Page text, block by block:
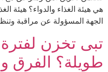
الجهة المسؤولة عن مراقبة
تبى تخزن
طويلة؟ الفرق